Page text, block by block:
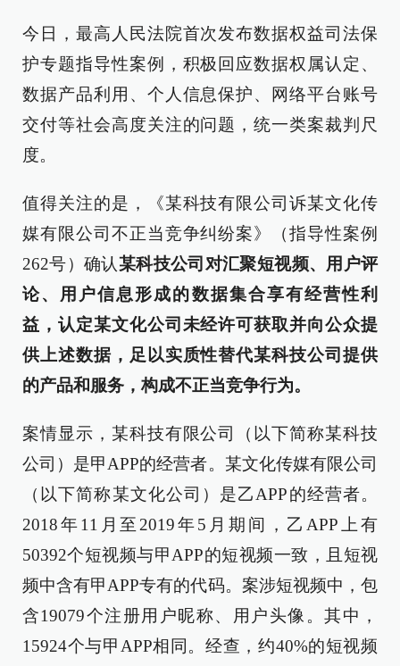
今日，最高人民法院首次发布数据权益司法保
护专题指导性案例，积极回应数据权属认定、
数据产品利用、个人信息保护、网络平台账号
交付等社会高度关注的问题，统一类案裁判尺
度。
值得关注的是，《某科技有限公司诉某文化传
媒有限公司不正当竞争纠纷案》（指导性案例
262号）确认某科技公司对汇聚短视频、用户评
论、用户信息形成的数据集合享有经营性利
益，认定某文化公司未经许可获取并向公众提
供上述数据，足以实质性替代某科技公司提供
的产品和服务，构成不正当竞争行为。
案情显示，某科技有限公司（以下简称某科技
公司）是甲APP的经营者。某文化传媒有限公司
（以下简称某文化公司）是乙APP的经营者。
2018年11月至2019年5月期间，乙APP上有
50392个短视频与甲APP的短视频一致，且短视
频中含有甲APP专有的代码。案涉短视频中，包
含19079个注册用户昵称、用户头像。其中，
15924个与甲APP相同。经查，约40%的短视频